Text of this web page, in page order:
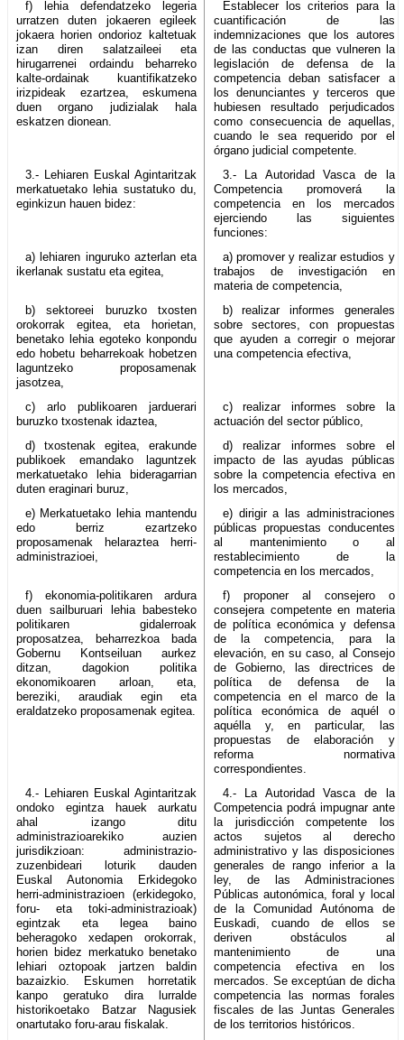
f) lehia defendatzeko legeria
urratzen duten jokaeren egileek
jokaera horien ondorioz kaltetuak
izan diren salatzaileei eta
hirugarrenei ordaindu beharreko
kalte-ordainak kuantifikatzeko
irizpideak ezartzea, eskumena
duen organo judizialak hala
eskatzen dionean.
Establecer los criterios para la
cuantificación de las
indemnizaciones que los autores
de las conductas que vulneren la
legislación de defensa de la
competencia deban satisfacer a
los denunciantes y terceros que
hubiesen resultado perjudicados
como consecuencia de aquellas,
cuando le sea requerido por el
órgano judicial competente.
3.- Lehiaren Euskal Agintaritzak
merkatuetako lehia sustatuko du,
eginkizun hauen bidez:
3.- La Autoridad Vasca de la
Competencia promoverá la
competencia en los mercados
ejerciendo las siguientes
funciones:
a) lehiaren inguruko azterlan eta
ikerlanak sustatu eta egitea,
a) promover y realizar estudios y
trabajos de investigación en
materia de competencia,
b) sektoreei buruzko txosten
orokorrak egitea, eta horietan,
benetako lehia egoteko konpondu
edo hobetu beharrekoak hobetzen
laguntzeko proposamenak
jasotzea,
b) realizar informes generales
sobre sectores, con propuestas
que ayuden a corregir o mejorar
una competencia efectiva,
c) arlo publikoaren jarduerari
buruzko txostenak idaztea,
c) realizar informes sobre la
actuación del sector público,
d) txostenak egitea, erakunde
publikoek emandako laguntzek
merkatuetako lehia bideragarrian
duten eraginari buruz,
d) realizar informes sobre el
impacto de las ayudas públicas
sobre la competencia efectiva en
los mercados,
e) Merkatuetako lehia mantendu
edo berriz ezartzeko
proposamenak helaraztea herri-
administrazioei,
e) dirigir a las administraciones
públicas propuestas conducentes
al mantenimiento o al
restablecimiento de la
competencia en los mercados,
f) ekonomia-politikaren ardura
duen sailburuari lehia babesteko
politikaren gidalerroak
proposatzea, beharrezkoa bada
Gobernu Kontseiluan aurkez
ditzan, dagokion politika
ekonomikoaren arloan, eta,
bereziki, araudiak egin eta
eraldatzeko proposamenak egitea.
f) proponer al consejero o
consejera competente en materia
de política económica y defensa
de la competencia, para la
elevación, en su caso, al Consejo
de Gobierno, las directrices de
política de defensa de la
competencia en el marco de la
política económica de aquél o
aquélla y, en particular, las
propuestas de elaboración y
reforma normativa
correspondientes.
4.- Lehiaren Euskal Agintaritzak
ondoko egintza hauek aurkatu
ahal izango ditu
administrazioarekiko auzien
jurisdikzioan: administrazio-
zuzenbideari loturik dauden
Euskal Autonomia Erkidegoko
herri-administrazioen (erkidegoko,
foru- eta toki-administrazioak)
egintzak eta legea baino
beheragoko xedapen orokorrak,
horien bidez merkatuko benetako
lehiari oztopoak jartzen baldin
bazaizkio. Eskumen horretatik
kanpo geratuko dira lurralde
historikoetako Batzar Nagusiek
onartutako foru-arau fiskalak.
4.- La Autoridad Vasca de la
Competencia podrá impugnar ante
la jurisdicción competente los
actos sujetos al derecho
administrativo y las disposiciones
generales de rango inferior a la
ley, de las Administraciones
Públicas autonómica, foral y local
de la Comunidad Autónoma de
Euskadi, cuando de ellos se
deriven obstáculos al
mantenimiento de una
competencia efectiva en los
mercados. Se exceptúan de dicha
competencia las normas forales
fiscales de las Juntas Generales
de los territorios históricos.